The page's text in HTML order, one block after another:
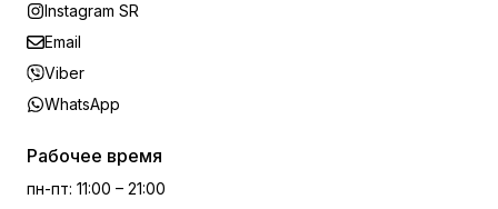
Instagram SR
Email
Viber
WhatsApp
Рабочее время
пн-пт: 11:00 – 21:00